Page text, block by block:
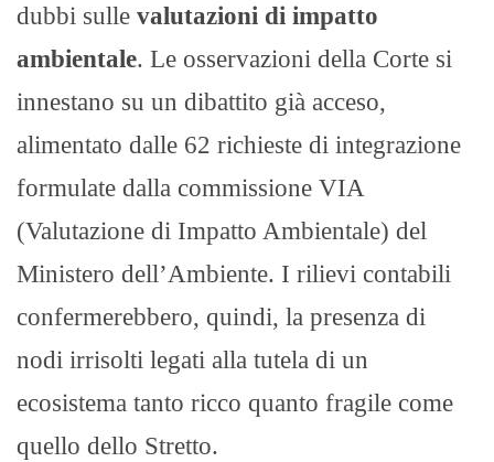
dubbi sulle valutazioni di impatto
ambientale. Le osservazioni della Corte si
innestano su un dibattito già acceso,
alimentato dalle 62 richieste di integrazione
formulate dalla commissione VIA
(Valutazione di Impatto Ambientale) del
Ministero dell’Ambiente. I rilievi contabili
confermerebbero, quindi, la presenza di
nodi irrisolti legati alla tutela di un
ecosistema tanto ricco quanto fragile come
quello dello Stretto.